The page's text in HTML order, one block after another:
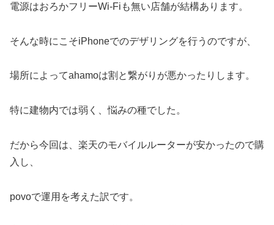
電源はおろかフリーWi-Fiも無い店舗が結構あります。
そんな時にこそiPhoneでのデザリングを行うのですが、
場所によってahamoは割と繋がりが悪かったりします。
特に建物内では弱く、悩みの種でした。
だから今回は、楽天のモバイルルーターが安かったので購
入し、
povoで運用を考えた訳です。